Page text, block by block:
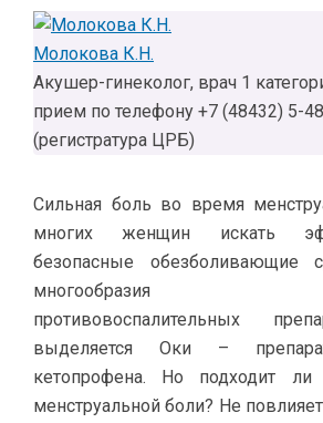
Молокова К.Н.
Акушер-гинеколог, врач 1
прием по телефону +7 (48432) 5-
(регистратура ЦРБ)
Сильная боль во время
многих женщин искать
безопасные обезболивающие
многообразия
противовоспалительных
выделяется Оки –
кетопрофена. Но подходит
менструальной боли? Не